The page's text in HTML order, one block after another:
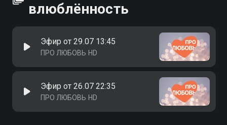
влюблённость
Эфир от 29.07 13:45
ПРО ЛЮБОВЬ HD
Эфир от 26.07 22:35
ПРО ЛЮБОВЬ HD